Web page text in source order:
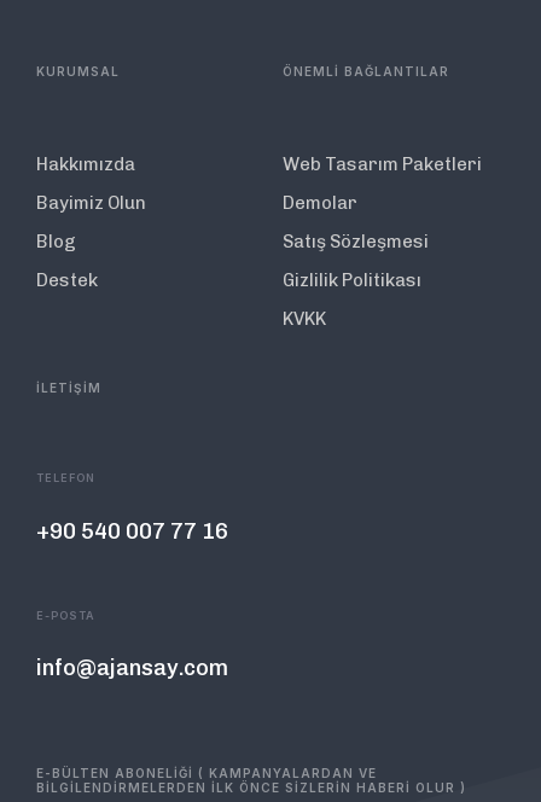
KURUMSAL
Hakkımızda
Bayimiz Olun
Blog
Destek
ÖNEMLİ BAĞLANTILAR
Web Tasarım Paketleri
Demolar
Satış Sözleşmesi
Gizlilik Politikası
KVKK
İLETİŞİM
TELEFON
+90 540 007 77 16
E-POSTA
info@ajansay.com
E-BÜLTEN ABONELİĞİ ( KAMPANYALARDAN VE
BİLGİLENDİRMELERDEN İLK ÖNCE SİZLERİN HABERİ OLUR )